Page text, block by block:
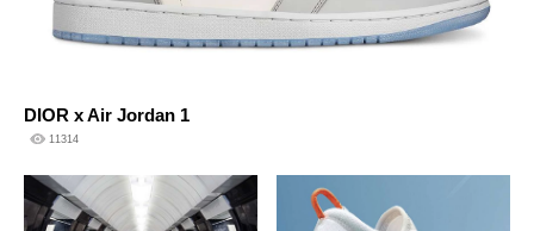
DIOR x Air Jordan 1
11314